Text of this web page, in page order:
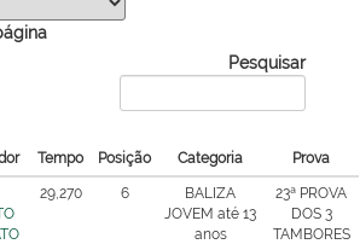
Pesquisar
Tempo Posição Categoria Prova
29,270 6
BALIZA
JOVEM até 13
anos
23ª PROVA
DOS 3
TAMBORES